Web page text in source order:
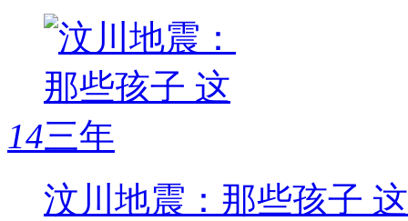
14
汶川地震：那些孩子